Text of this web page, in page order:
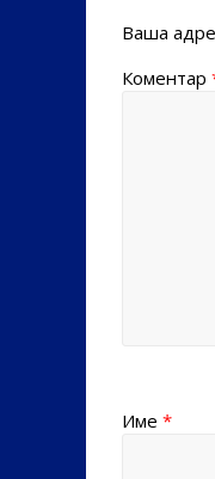
Ваша
Коментар
Име *